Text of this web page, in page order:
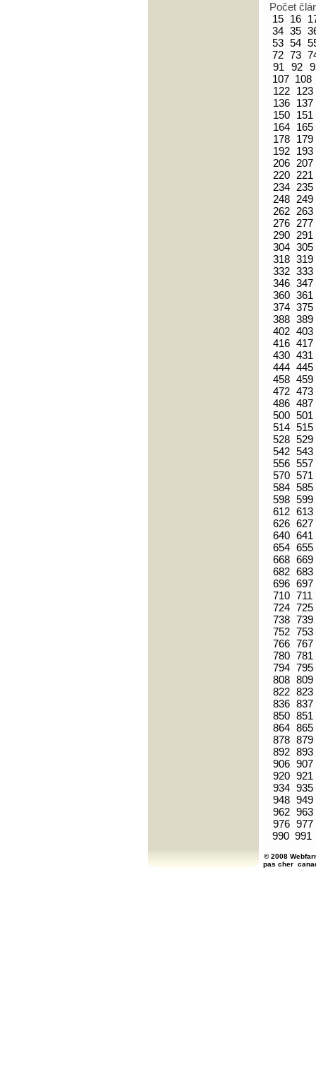
Počet
15 16
34 35
53 54
72 73
91
92
107 108
122
123
136
137
150
151
164
165
178
179
192
193
206 207
220
221
234
235
248
249
262
263
276
277
290
291
304 305
318 319
332 333
346 347
360 361
374 375
388 389
402 403
416 417
430 431
444 445
458 459
472 473
486 487
500 501
514 515
528 529
542 543
556 557
570 571
584 585
598 599
612 613
626 627
640 641
654 655
668 669
682 683
696 697
710 711
724 725
738 739
752 753
766 767
780 781
794 795
808 809
822 823
836 837
850 851
864 865
878 879
892 893
906 907
920 921
934 935
948 949
962 963
976 977
990 991
© 2008
pas cher